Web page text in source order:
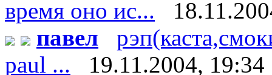
время оно ис...
павел
paul ...
19.11.2004, 19:34